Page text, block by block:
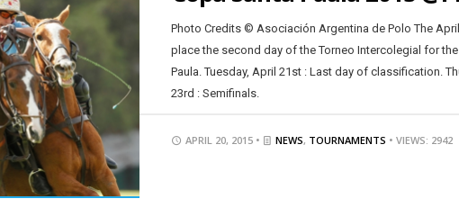
Photo Credits © Asociación Argentina de Polo The
place the second day of the Torneo Intercolegial for the
Paula. Tuesday, April 21st : Last day of classification.
23rd : Semifinals.
APRIL 20, 2015 • NEWS, TOURNAMENTS • VIEWS: 2942